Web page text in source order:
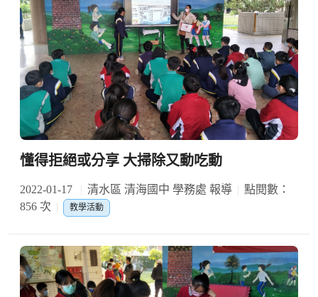
懂得拒絕或分享 大掃除又動吃動
2022-01-17 清水區 清海國中 學務處 報導
點閱數：
856 次
教學活動